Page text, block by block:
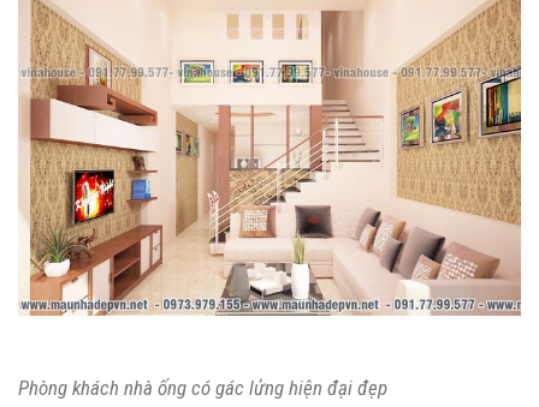
Phòng khách nhà ống có gác lửng hiện đại đẹp